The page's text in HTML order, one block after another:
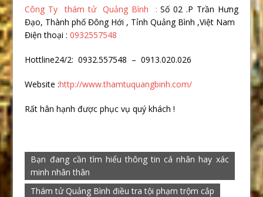
Công Ty thám tử Quảng Bình :Số 02 .P Trần Hưng
Đạo, Thành phố Đông Hới , Tỉnh Quảng Bình ,Việt Nam
Điện thoại :0932557548
Hottline24/2: 0932.557548 – 0913.020.026
Website :http://www.thamtuquangbinh.com/
Rất hân hạnh được phục vụ quý khách !
Bạn đang cần tìm hiểu thông tin cá nhân hay xác
minh nhân thân
Thám tử Quảng Bình điều tra tội phạm trộm cắp